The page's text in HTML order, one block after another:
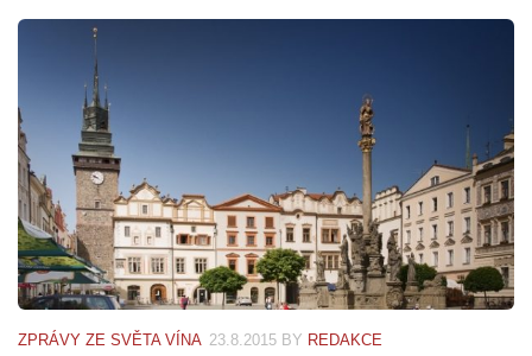
ZPRÁVY ZE SVĚTA VÍNA 23.8.2015 BY REDAKCE